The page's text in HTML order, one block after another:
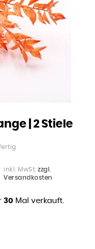
| 2 Stiele
inkl. MwSt. zzgl.
Versandkosten
30 Mal verkauft.